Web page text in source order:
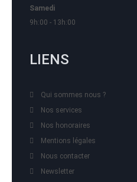
Samedi
9h:00 - 13h:00
LIENS
Qui sommes nous ?
Nos services
Nos honoraires
Mentions légales
Nous contacter
Newsletter